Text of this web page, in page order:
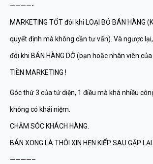
————-
MARKETING TỐT đôi khi LOẠI BỎ BÁN HÀNG
quyết định mà không cần tư vấn). Và ngược lại,
đôi khi BÁN HÀNG DỞ (bạn hoặc nhân viên của
TIỀN MARKETING !
Góc thứ 3 của tứ diện, 1 điều mà khá nhiều
không có khái niệm.
CHĂM SÓC KHÁCH HÀNG.
BÁN XONG LÀ THÔI XIN HẸN KIẾP SAU GẶP LẠI
————–